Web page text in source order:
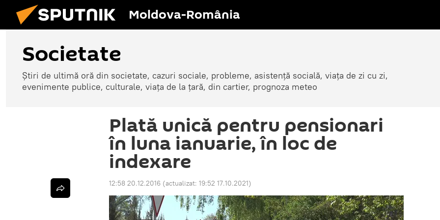
Moldova-România
Societate
Știri de ultimă oră din societate, cazuri sociale, probleme, asistență socială, viața de zi cu zi,
evenimente publice, culturale, viața de la țară, din cartier, prognoza meteo
Plată unică pentru pensionari
în luna ianuarie, în loc de
indexare
12:58 20.12.2016 (actualizat: 19:52 17.10.2021)